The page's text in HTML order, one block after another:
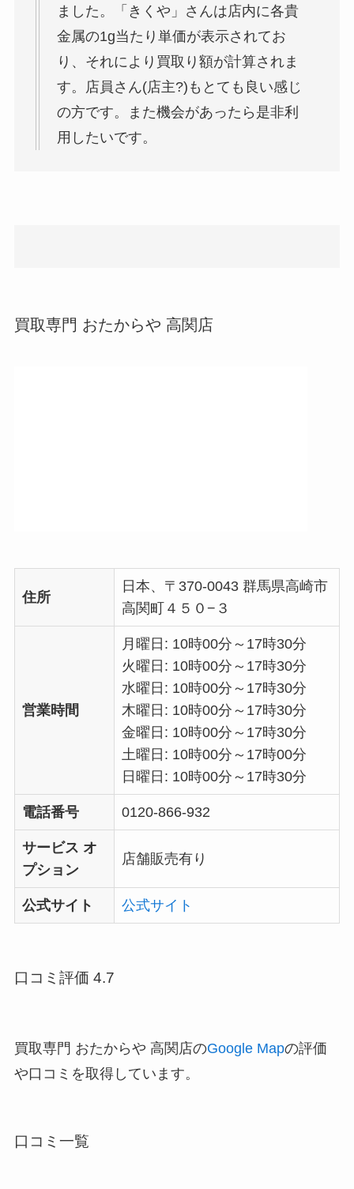
ました。「きくや」さんは店内に各貴
金属の1g当たり単価が表示されてお
り、それにより買取り額が計算されま
す。店員さん(店主?)もとても良い感じ
の方です。また機会があったら是非利
用したいです。
買取専門 おたからや 高関店
住所
日本、〒370-0043 群馬県高崎市
高関町４５０−３
営業時間
月曜日: 10時00分～17時30分
火曜日: 10時00分～17時30分
水曜日: 10時00分～17時30分
木曜日: 10時00分～17時30分
金曜日: 10時00分～17時30分
土曜日: 10時00分～17時00分
日曜日: 10時00分～17時30分
電話番号 0120-866-932
サービス オ
プション
店舗販売有り
公式サイト 公式サイト
口コミ評価 4.7
買取専門 おたからや 高関店のGoogle Mapの評価
や口コミを取得しています。
口コミ一覧